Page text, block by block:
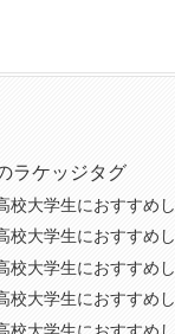
ラケッジタグ
校大学生におすすめ
校大学生におすすめ
校大学生におすすめ
校大学生におすすめ